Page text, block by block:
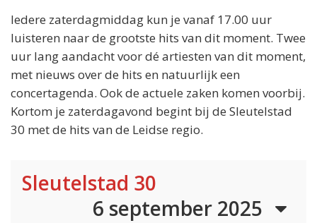
Iedere zaterdagmiddag kun je vanaf 17.00 uur
luisteren naar de grootste hits van dit moment. Twee
uur lang aandacht voor dé artiesten van dit moment,
met nieuws over de hits en natuurlijk een
concertagenda. Ook de actuele zaken komen voorbij.
Kortom je zaterdagavond begint bij de Sleutelstad
30 met de hits van de Leidse regio.
Sleutelstad 30
6 september 2025